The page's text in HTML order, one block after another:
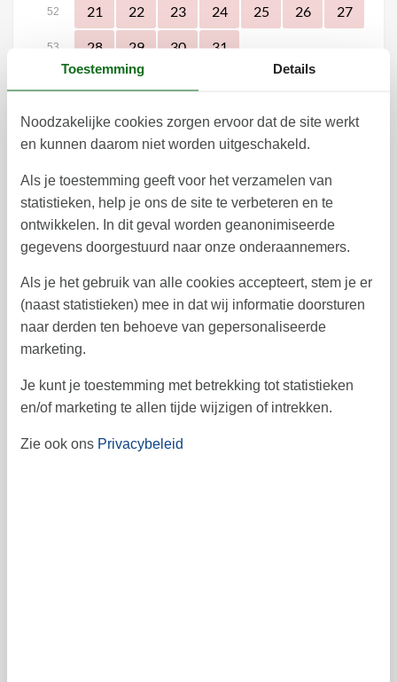
52 21 22 23 24 25 26 27
53 28 29 30 31
ma vr za
1 4 5 6 7 8 9
2 11 12 13 14 15 16 17
3 18 19 20 21 22 23 24
4 25 26 27 28 29 30 31
5
Vrij Bezet Aankomst mogelijk
Toestemming Details
Noodzakelijke cookies zorgen ervoor dat de site werkt
en kunnen daarom niet worden uitgeschakeld.
Als je toestemming geeft voor het verzamelen van
statistieken, help je ons de site te verbeteren en te
ontwikkelen. In dit geval worden geanonimiseerde
gegevens doorgestuurd naar onze onderaannemers.
Als je het gebruik van alle cookies accepteert, stem je er
(naast statistieken) mee in dat wij informatie doorsturen
naar derden ten behoeve van gepersonaliseerde
marketing.
Je kunt je toestemming met betrekking tot statistieken
en/of marketing te allen tijde wijzigen of intrekken.
Zie ook ons Privacybeleid